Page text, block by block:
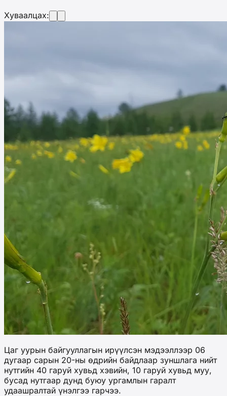
Хуваалцах:
Цаг уурын байгууллагын ирүүлсэн мэдээллээр 06
дугаар сарын 20-ны өдрийн байдлаар зуншлага нийт
нутгийн 40 гаруй хувьд хэвийн, 10 гаруй хувьд муу,
бусад нутгаар дунд буюу ургамлын гаралт
удаашралтай үнэлгээ гарчээ.